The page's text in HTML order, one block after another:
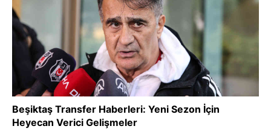
Beşiktaş Transfer Haberleri: Yeni Sezon İçin
Heyecan Verici Gelişmeler